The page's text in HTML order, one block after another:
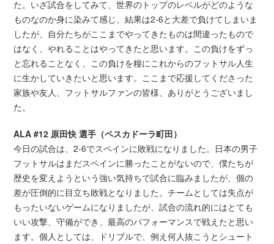
た。いざ試合をしてみて、世界のトップのレベルがどのような
ものなのか身に染みて感じ、結果は2-6と大差で負けてしまいま
したが、自分たちがここまでやってきたものは間違ったもので
はなく、やれることはやってきたと思います。この負けをずっ
と忘れることなく、この負けを糧にこれからのフットサル人生
に生かしていきたいと思います。ここまで応援してくださった
家族や友人、フットサルファンの皆様、ありがとうございまし
た。
ALA #12 原田快 選手（ペスカドーラ町田）
今日の試合は、2-6でスペインに敗戦になりました。日本の男子
フットサルはまだスペインに勝ったことがないので、僕たちが
歴史を変えようという強い気持ちで試合に臨みましたが、個の
差が圧倒的に目立ち敗戦となりました。チームとしては失点が
もったいないゲームになりましたが、試合の流れ的にはとても
いい攻撃、守備ができ、最高のパフォーマンスで戦えたと思い
ます。個人としては、ドリブルで、例え何人抜こうとシュート